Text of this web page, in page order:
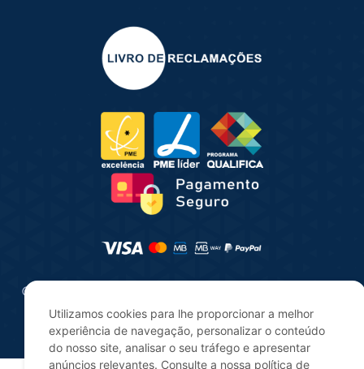
© 2025 | Consultua | Todos os direitos reservados |
Desenvolvido pordigitalgreen
Utilizamos cookies para lhe proporcionar a melhor
experiência de navegação, personalizar o conteúdo
do nosso site, analisar o seu tráfego e apresentar
anúncios relevantes. Consulte a nossa política de